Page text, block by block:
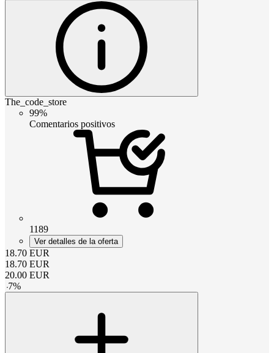
The_code_store
99%
Comentarios positivos
1189
Ver detalles de la oferta
18.70 EUR
18.70 EUR
20.00 EUR
-7%